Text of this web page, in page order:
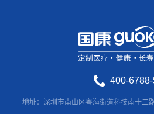
400-
地址：深圳市南山区粤海街道科技南十二